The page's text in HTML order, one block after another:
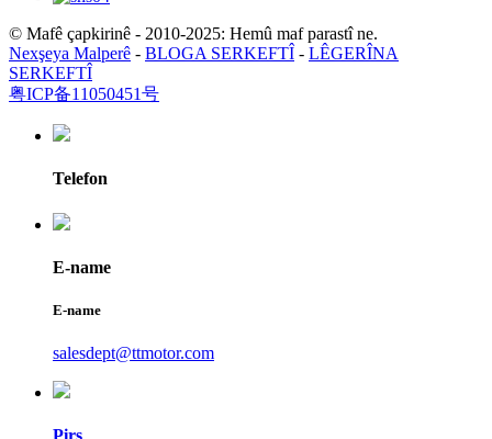
© Mafê çapkirinê - 2010-2025: Hemû maf parastî ne.
Nexşeya Malperê - BLOGA SERKEFTÎ - LÊGERÎNA
SERKEFTÎ
粤ICP备11050451号
Telefon
E-name
E-name
salesdept@ttmotor.com